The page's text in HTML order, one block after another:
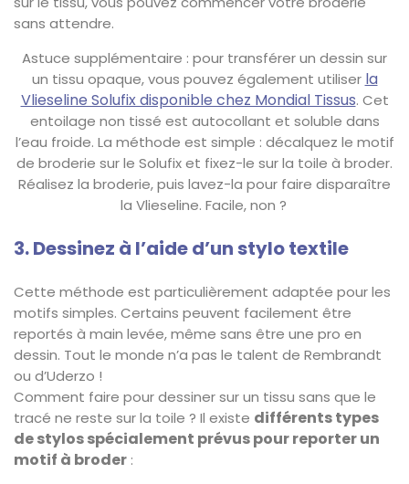
sans attendre.
Astuce supplémentaire : pour transférer un dessin sur
un tissu opaque, vous pouvez également utiliser la
Vlieseline Solufix disponible chez Mondial Tissus. Cet
entoilage non tissé est autocollant et soluble dans
l’eau froide. La méthode est simple : décalquez le motif
de broderie sur le Solufix et fixez-le sur la toile à broder.
Réalisez la broderie, puis lavez-la pour faire disparaître
la Vlieseline. Facile, non ?
3. Dessinez à l’aide d’un stylo textile
Cette méthode est particulièrement adaptée pour les
motifs simples. Certains peuvent facilement être
reportés à main levée, même sans être une pro en
dessin. Tout le monde n’a pas le talent de Rembrandt
ou d’Uderzo !
Comment faire pour dessiner sur un tissu sans que le
tracé ne reste sur la toile ? Il existe différents types
de stylos spécialement prévus pour reporter un
motif à broder :